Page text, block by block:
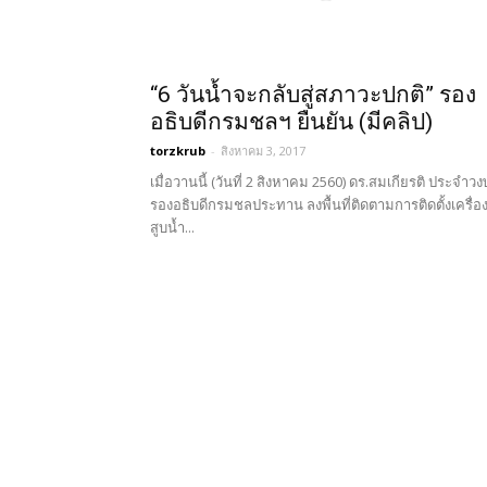
“6 วันน้ำจะกลับสู่สภาวะปกติ” รอง
อธิบดีกรมชลฯ ยืนยัน (มีคลิป)
torzkrub - สิงหาคม 3, 2017
เมื่อวานนี้ (วันที่ 2 สิงหาคม 2560) ดร.สมเกียรติ ประจำว
รองอธิบดีกรมชลประทาน ลงพื้นที่ติดตามการติดตั้งเครื่อง
สูบน้ำ...